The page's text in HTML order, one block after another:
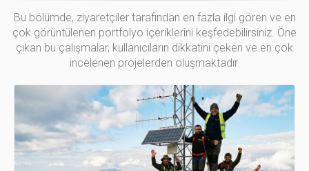
Bu bölümde, ziyaretçiler tarafından en fazla ilgi gören ve en
çok görüntülenen portfolyo içeriklerini keşfedebilirsiniz. Öne
çıkan bu çalışmalar, kullanıcıların dikkatini çeken ve en çok
incelenen projelerden oluşmaktadır.